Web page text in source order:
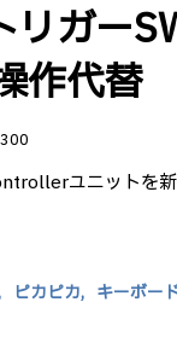
ガー
作代替
300
ユニットを
ピカピカ, キーボー